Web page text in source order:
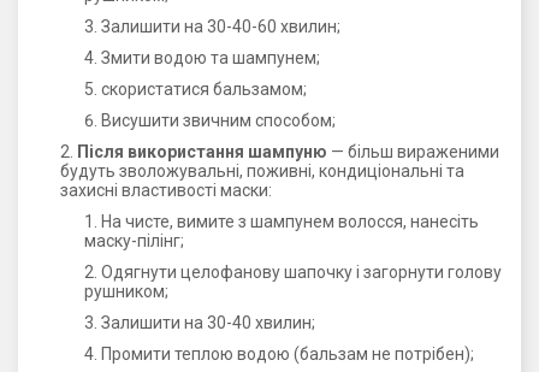
Залишити на 30-40-60 хвилин;
Змити водою та шампунем;
скористатися бальзамом;
Висушити звичним способом;
Після використання шампуню — більш вираженими
будуть зволожувальні, поживні, кондиціональні та
захисні властивості маски:
На чисте, вимите з шампунем волосся, нанесіть
маску-пілінг;
Одягнути целофанову шапочку і загорнути голову
рушником;
Залишити на 30-40 хвилин;
Промити теплою водою (бальзам не потрібен);